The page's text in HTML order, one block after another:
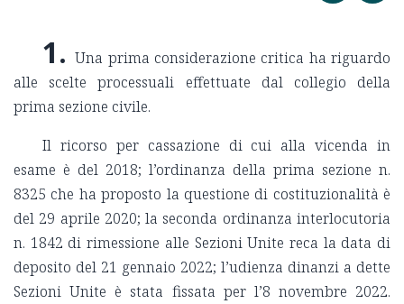
1.Una prima considerazione critica ha riguardo
alle scelte processuali effettuate dal collegio della
prima sezione civile.
Il ricorso per cassazione di cui alla vicenda in
esame è del 2018; l’ordinanza della prima sezione n.
8325 che ha proposto la questione di costituzionalità è
del 29 aprile 2020; la seconda ordinanza interlocutoria
n. 1842 di rimessione alle Sezioni Unite reca la data di
deposito del 21 gennaio 2022; l’udienza dinanzi a dette
Sezioni Unite è stata fissata per l’8 novembre 2022.